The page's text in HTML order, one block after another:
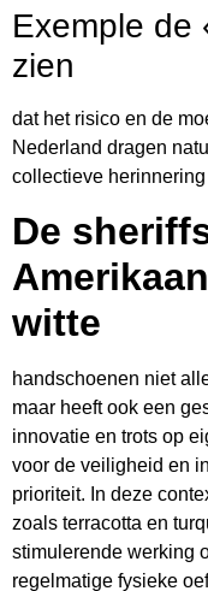
Exemple de
zien
dat het risico en de
Nederland dragen
collectieve
De
witte
handschoenen niet
maar heeft ook een
innovatie en trots op
voor de veiligheid en
prioriteit. In deze
zoals terracotta en
stimulerende werking
regelmatige fysieke